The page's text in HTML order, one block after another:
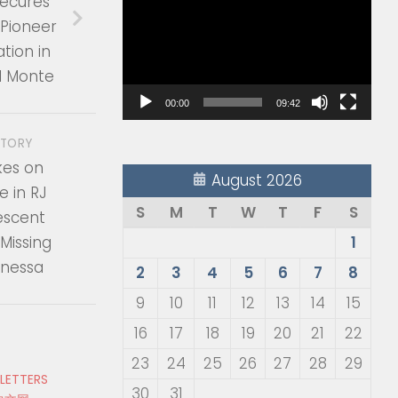
00:00 09:42
August 2026
S
M T W T F
S
1
2
3 4 5 6 7
8
9
10 11 12 13 14
15
16
17 18 19 20 21
22
23
24 25 26 27 28
29
30
31
in
Monte
on
in RJ